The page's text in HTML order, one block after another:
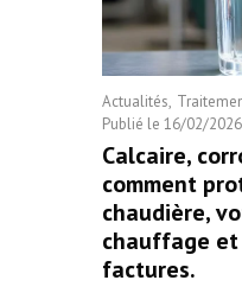
Actualités
Publié le 16/02/2026
Calcaire,
comment
chaudière,
chauffage
factures.